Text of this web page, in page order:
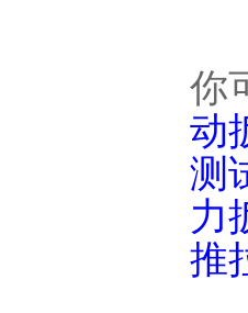
你
动
测
力
推